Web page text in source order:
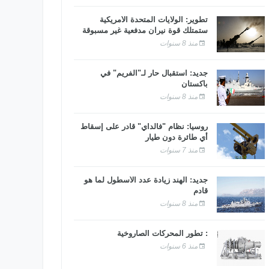
تطوير: الولايات المتحدة الأمريكية
ستمتلك قوة نيران مدفعية غير مسبوقة
منذ 8 سنوات
جديد: استقبال حار لـ"الفريم" في
باكستان
منذ 8 سنوات
روسيا: نظام "فالداي" قادر على إسقاط
أي طائرة دون طيار
منذ 7 سنوات
جديد: الهند زيادة عدد الأسطول لما هو
قادم
منذ 8 سنوات
: تطور المحركات الصاروخية
منذ 6 سنوات